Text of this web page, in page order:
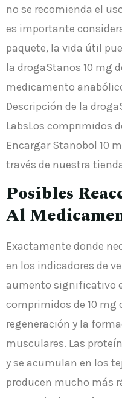
no se recomienda el
es importante
paquete, la vida útil
la drogaStanos 10 mg
medicamento
Descripción de la
LabsLos comprimidos
Encargar Stanobol 10
través de nuestra
Posibles
Al
Exactamente donde
en los indicadores de
aumento significativo
comprimidos de 10 mg
regeneración y la
musculares. Las
y se acumulan en los
producen mucho más